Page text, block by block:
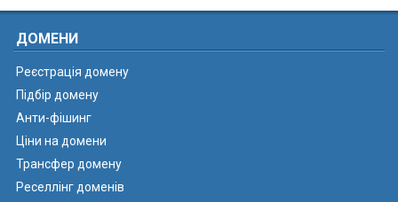
ДОМЕНИ
Реєстрація домену
Підбір домену
Анти-фішинг
Ціни на домени
Трансфер домену
Реселлінг доменів